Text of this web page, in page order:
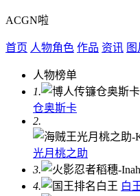
ACGN啦
首页 人物角色 作品 资讯 图
人物榜单
1.
仓奥斯卡
2.
光月桃之助
3.
4.
白